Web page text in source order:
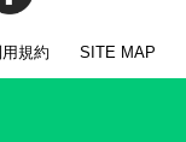
規約 SITE MAP